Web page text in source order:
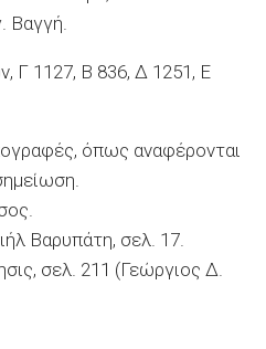
Βαγγή.
Γ 1127, Β 836, Δ 1251, Ε
όπως αναφέρονται
Βαρυπάτη, σελ. 17.
σελ. 211 (Γεώργιος Δ.